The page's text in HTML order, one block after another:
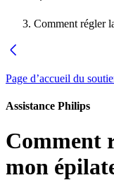
Comment régler
Page d’accueil du
Assistance Philips
Comment
mon